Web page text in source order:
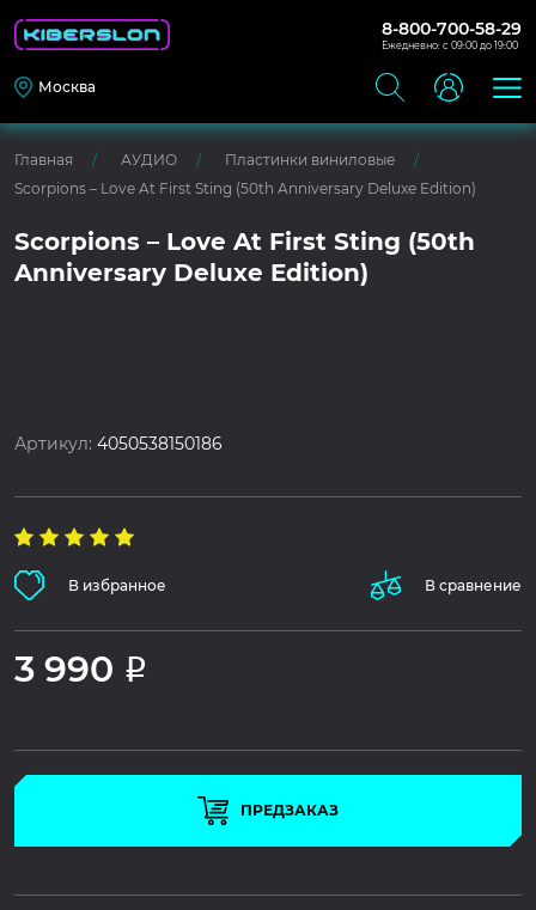
8-800-700-58-29
Ежедневно: с 09:00 до 19:00
Москва
Главная АУДИО
Пластинки виниловые
Scorpions – Love At First Sting (50th Anniversary Deluxe Edition)
Scorpions – Love At First Sting (50th
Anniversary Deluxe Edition)
Артикул:4050538150186
В избранное В сравнение
3 990 Р
ПРЕДЗАКАЗ